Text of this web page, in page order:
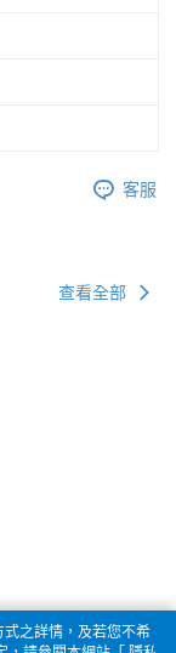
客服
查看全部
之詳情，及若您不希